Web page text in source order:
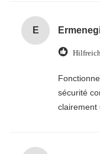
E
sécurité
clairement